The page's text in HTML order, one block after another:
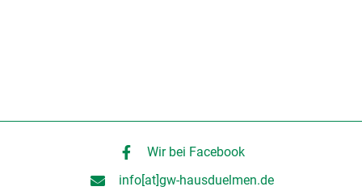
Wir bei Facebook
info[at]gw-hausduelmen.de